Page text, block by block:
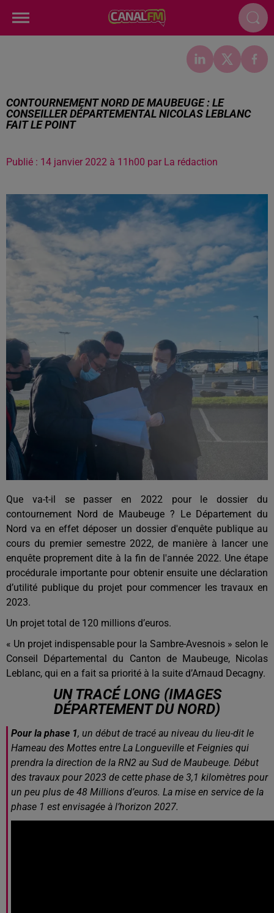
CONTOURNEMENT NORD DE MAUBEUGE : LE
CONSEILLER DÉPARTEMENTAL NICOLAS LEBLANC
FAIT LE POINT
Publié : 14 janvier 2022 à 11h00 par La rédaction
Que va-t-il se passer en 2022 pour le dossier du
contournement Nord de Maubeuge ? Le Département du
Nord va en effet déposer un dossier d'enquête publique au
cours du premier semestre 2022, de manière à lancer une
enquête proprement dite à la fin de l'année 2022. Une étape
procédurale importante pour obtenir ensuite une déclaration
d’utilité publique du projet pour commencer les travaux en
2023.
Un projet total de 120 millions d’euros.
« Un projet indispensable pour la Sambre-Avesnois » selon le
Conseil Départemental du Canton de Maubeuge, Nicolas
Leblanc, qui en a fait sa priorité à la suite d’Arnaud Decagny.
UN TRACÉ LONG (IMAGES
DÉPARTEMENT DU NORD)
Pour la phase 1, un début de tracé au niveau du lieu-dit le
Hameau des Mottes entre La Longueville et Feignies qui
prendra la direction de la RN2 au Sud de Maubeuge. Début
des travaux pour 2023 de cette phase de 3,1 kilomètres pour
un peu plus de 48 Millions d’euros. La mise en service de la
phase 1 est envisagée à l’horizon 2027.